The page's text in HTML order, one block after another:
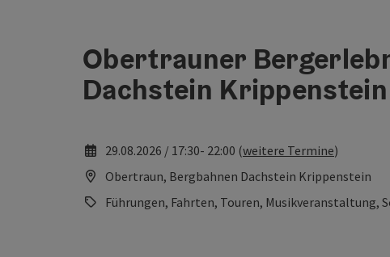
Obertrauner
Dachstein Krippenstein
29.08.2026 / 17:30- 22:00 (weitere Termine)
Obertraun, Bergbahnen Dachstein Krippenstein
Führungen, Fahrten, Touren, Musikveranstaltung,